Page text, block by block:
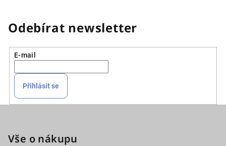
Odebírat newsletter
E-mail
Přihlásit se
Vše o nákupu